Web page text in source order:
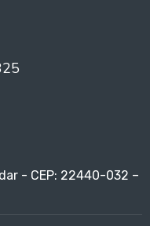
- CEP: 22440-032 –